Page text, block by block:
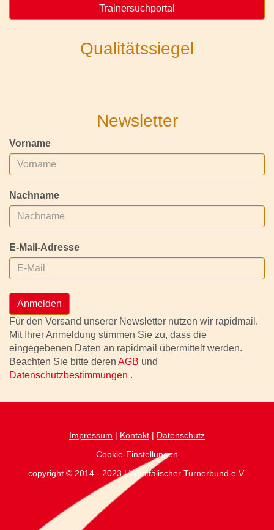
Trainersuchportal
Qualitätssiegel
Newsletter
Vorname
Nachname
E-Mail-Adresse
Anmelden
Für den Versand unserer Newsletter nutzen wir rapidmail.
Mit Ihrer Anmeldung stimmen Sie zu, dass die
eingegebenen Daten an rapidmail übermittelt werden.
Beachten Sie bitte deren AGB und
Datenschutzbestimmungen .
Impressum | Kontakt | Datenschutz
Cookie-Einstellungen
copyright © 2014 - 2023 | Westfälischer Turnerbund.e.V.